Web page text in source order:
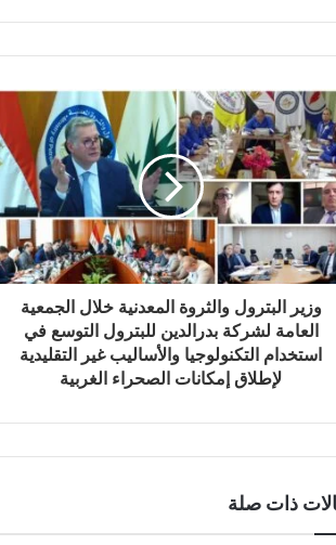
وزير البترول والثروة المعدنية خلال الجمعية
العامة لشركة بدرالدين للبترول التوسع في
استخدام التكنولوجيا والأساليب غير التقليدية
لإطلاق إمكانات الصحراء الغربية
ذات صلة